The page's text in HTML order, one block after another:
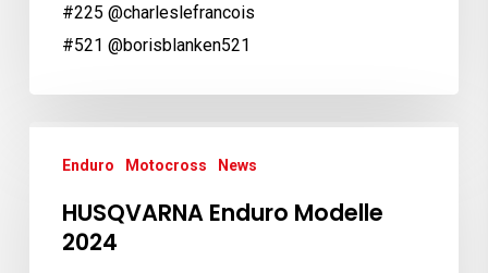
#225 @charleslefrancois
#521 @borisblanken521
Enduro
Modelle
2024
Enduro Motocross News
HUSQVARNA Enduro Modelle
2024